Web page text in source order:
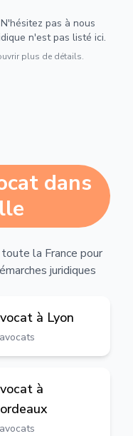
pas à nous
n'est pas listé ici.
plus de détails.
dans
la France pour
juridiques
à Lyon
avocats
à
avocats